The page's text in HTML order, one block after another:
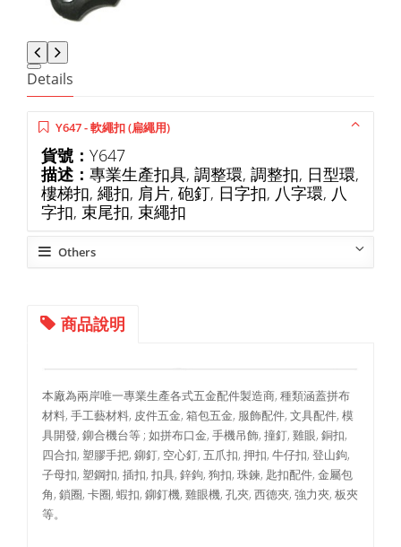
Details
Y647 - 軟繩扣 (扁繩用)
貨號： Y647
描述： 專業生產扣具, 調整環, 調整扣, 日型環,
樓梯扣, 繩扣, 肩片, 砲釘, 日字扣, 八字環, 八
字扣, 束尾扣, 束繩扣
Others
商品說明
本廠為兩岸唯一專業生產各式五金配件製造商, 種類涵蓋拼布
材料, 手工藝材料, 皮件五金, 箱包五金, 服飾配件, 文具配件, 模
具開發, 鉚合機台等 ; 如拼布口金, 手機吊飾, 撞釘, 雞眼, 銅扣,
四合扣, 塑膠手把, 鉚釘, 空心釘, 五爪扣, 押扣, 牛仔扣, 登山鉤,
子母扣, 塑鋼扣, 插扣, 扣具, 鋅鉤, 狗扣, 珠鍊, 匙扣配件, 金屬包
角, 鎖圈, 卡圈, 蝦扣, 鉚釘機, 雞眼機, 孔夾, 西德夾, 強力夾, 板夾
等。